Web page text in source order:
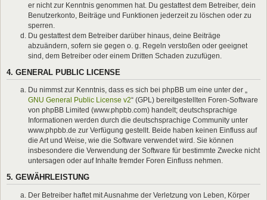
er nicht zur Kenntnis genommen hat. Du gestattest dem Betreiber, dein
Benutzerkonto, Beiträge und Funktionen jederzeit zu löschen oder zu
sperren.
Du gestattest dem Betreiber darüber hinaus, deine Beiträge
abzuändern, sofern sie gegen o. g. Regeln verstoßen oder geeignet
sind, dem Betreiber oder einem Dritten Schaden zuzufügen.
4. GENERAL PUBLIC LICENSE
Du nimmst zur Kenntnis, dass es sich bei phpBB um eine unter der „
GNU General Public License v2“ (GPL) bereitgestellten Foren-Software
von phpBB Limited (www.phpbb.com) handelt; deutschsprachige
Informationen werden durch die deutschsprachige Community unter
www.phpbb.de zur Verfügung gestellt. Beide haben keinen Einfluss auf
die Art und Weise, wie die Software verwendet wird. Sie können
insbesondere die Verwendung der Software für bestimmte Zwecke nicht
untersagen oder auf Inhalte fremder Foren Einfluss nehmen.
5. GEWÄHRLEISTUNG
Der Betreiber haftet mit Ausnahme der Verletzung von Leben, Körper